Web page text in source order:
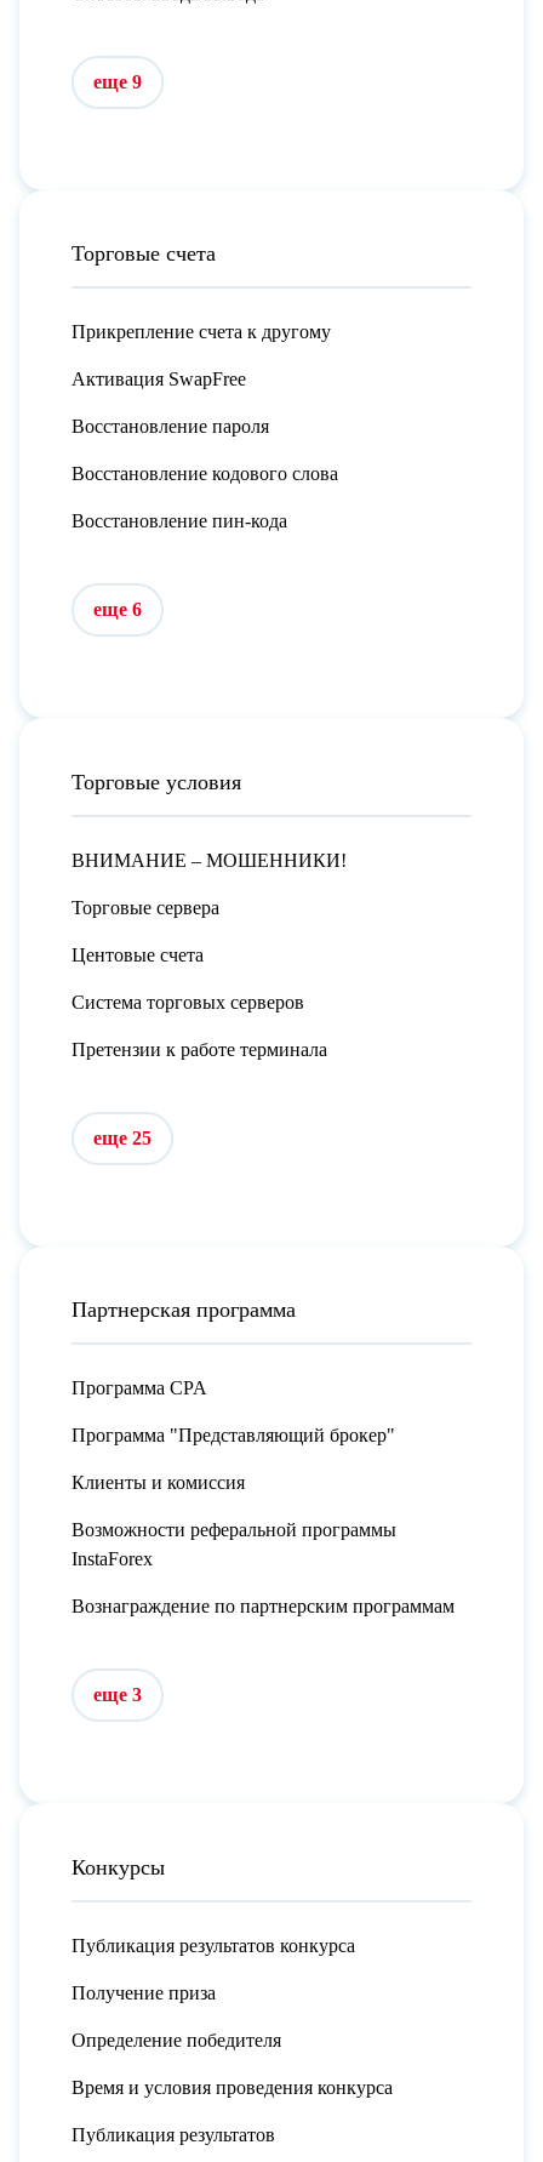
еще 9
Торговые счета
Прикрепление счета к другому
Активация SwapFree
Восстановление пароля
Восстановление кодового слова
Восстановление пин-кода
еще 6
Торговые условия
ВНИМАНИЕ – МОШЕННИКИ!
Торговые сервера
Центовые счета
Система торговых серверов
Претензии к работе терминала
еще 25
Партнерская программа
Программа CPA
Программа "Представляющий брокер"
Клиенты и комиссия
Возможности реферальной программы
InstaForex
Вознаграждение по партнерским программам
еще 3
Конкурсы
Публикация результатов конкурса
Получение приза
Определение победителя
Время и условия проведения конкурса
Публикация результатов